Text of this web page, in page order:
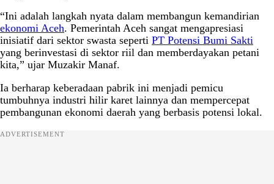
“Ini adalah langkah nyata dalam membangun kemandirian
ekonomi Aceh. Pemerintah Aceh sangat mengapresiasi
inisiatif dari sektor swasta seperti PT Potensi Bumi Sakti
yang berinvestasi di sektor riil dan memberdayakan petani
kita,” ujar Muzakir Manaf.
Ia berharap keberadaan pabrik ini menjadi pemicu
tumbuhnya industri hilir karet lainnya dan mempercepat
pembangunan ekonomi daerah yang berbasis potensi lokal.
ADVERTISEMENT